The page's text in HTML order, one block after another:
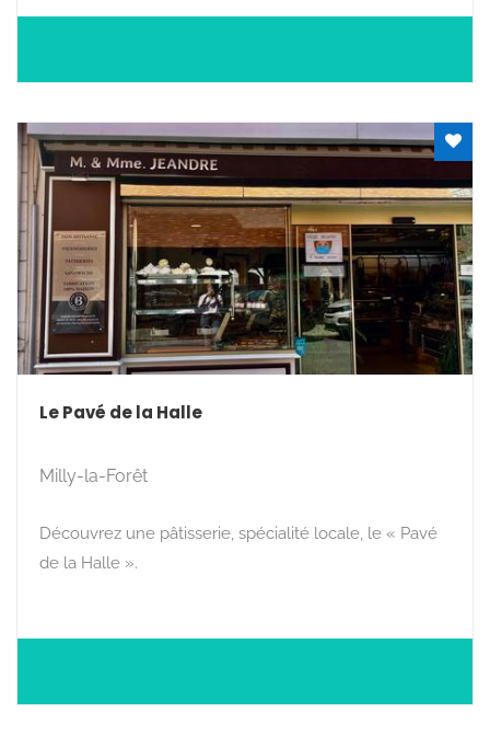
Le Pavé de la Halle
Milly-la-Forêt
Découvrez une pâtisserie, spécialité locale, le « Pavé
de la Halle ».